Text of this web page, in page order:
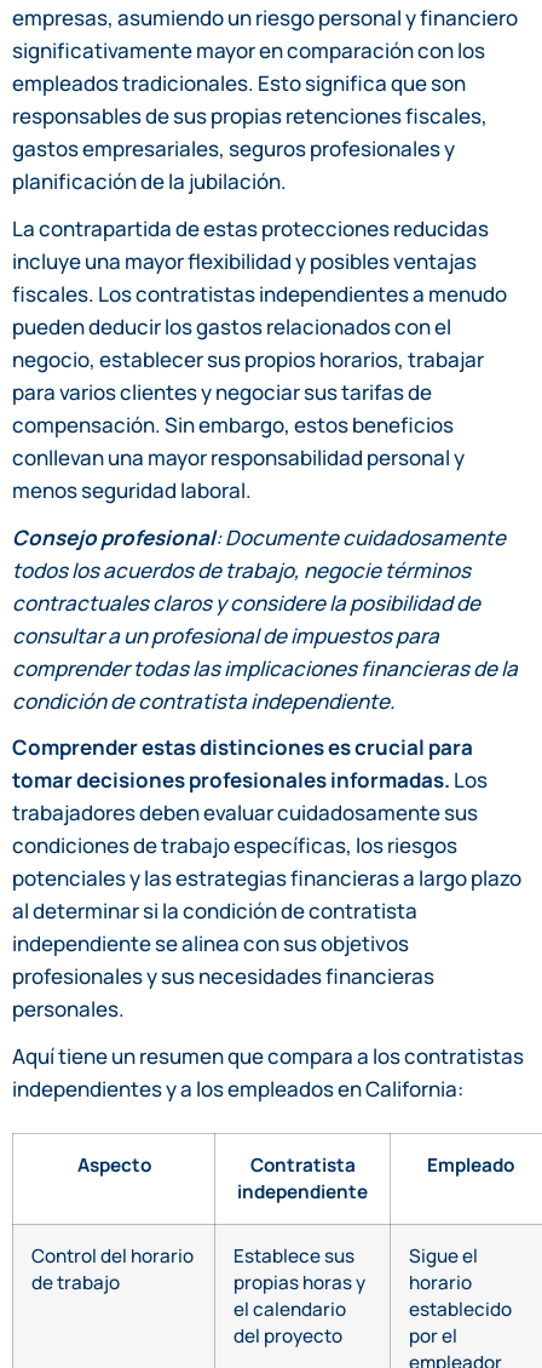
empresas, asumiendo un riesgo personal y financiero
significativamente mayor en comparación con los
empleados tradicionales. Esto significa que son
responsables de sus propias retenciones fiscales,
gastos empresariales, seguros profesionales y
planificación de la jubilación.
La contrapartida de estas protecciones reducidas
incluye una mayor flexibilidad y posibles ventajas
fiscales. Los contratistas independientes a menudo
pueden deducir los gastos relacionados con el
negocio, establecer sus propios horarios, trabajar
para varios clientes y negociar sus tarifas de
compensación. Sin embargo, estos beneficios
conllevan una mayor responsabilidad personal y
menos seguridad laboral.
Consejo profesional: Documente cuidadosamente
todos los acuerdos de trabajo, negocie términos
contractuales claros y considere la posibilidad de
consultar a un profesional de impuestos para
comprender todas las implicaciones financieras de la
condición de contratista independiente.
Comprender estas distinciones es crucial para
tomar decisiones profesionales informadas. Los
trabajadores deben evaluar cuidadosamente sus
condiciones de trabajo específicas, los riesgos
potenciales y las estrategias financieras a largo plazo
al determinar si la condición de contratista
independiente se alinea con sus objetivos
profesionales y sus necesidades financieras
personales.
Aquí tiene un resumen que compara a los contratistas
independientes y a los empleados en California:
Aspecto
Contratista
independiente
Empleado
Control del horario
de trabajo
Establece sus
propias horas y
el calendario
del proyecto
Sigue el
horario
establecido
por el